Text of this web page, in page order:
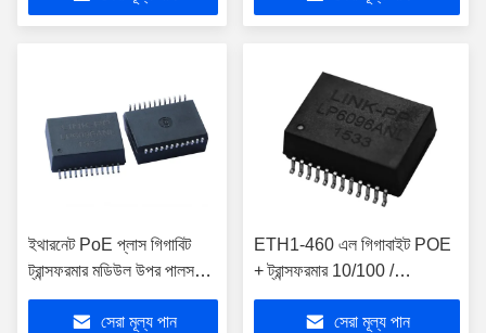
ইথারনেট PoE প্লাস গিগাবিট
ট্রান্সফরমার মডিউল উপর পালস
HX6096NL পাওয়ার
সেরা মূল্য পান
ETH1-460 এল গিগাবাইট POE
+ ট্রান্সফরমার 10/100 /
1000Base- টি পাওয়ার
LP6096ANL উপর
সেরা মূল্য পান